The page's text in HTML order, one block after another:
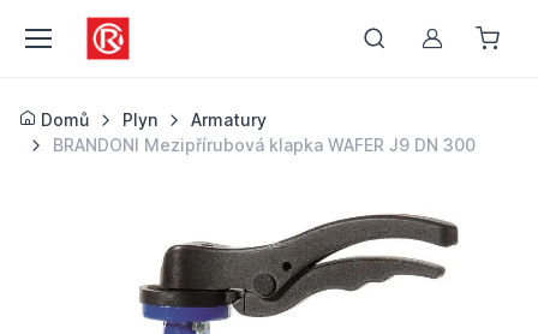
Můj účet
Domů Plyn
Armatury
BRANDONI Mezipřírubová klapka WAFER J9 DN 300